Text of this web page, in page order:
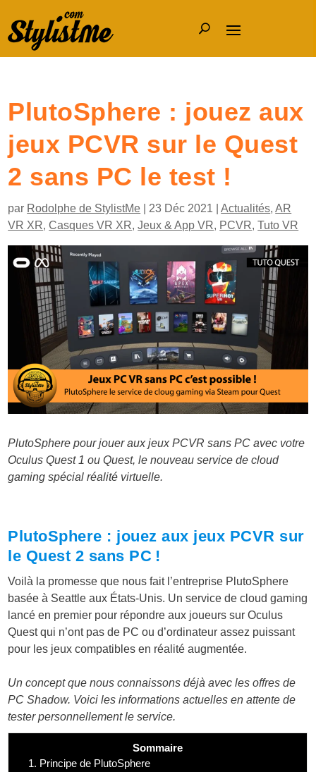
PlutoSphere : jouez aux
jeux PCVR sur le Quest
2 sans PC le test !
par Rodolphe de StylistMe 23 Déc 2021 |Actualités,AR
VR XR,Casques VR XR,Jeux & App VR, PCVR,Tuto VR
PlutoSphere pour jouer aux jeux PCVR sans PC avec votre
Oculus Quest 1 ou Quest, le nouveau service de cloud
gaming spécial réalité virtuelle.
PlutoSphere : jouez aux jeux PCVR sur
le Quest 2 sans PC !
Voilà la promesse que nous fait l’entreprise PlutoSphere
basée à Seattle aux États-Unis. Un service de cloud gaming
lancé en premier pour répondre aux joueurs sur Oculus
Quest qui n’ont pas de PC ou d’ordinateur assez puissant
pour les jeux compatibles en réalité augmentée.
Un concept que nous connaissons déjà avec les offres de
PC Shadow. Voici les informations actuelles en attente de
tester personnellement le service.
Sommaire
1. Principe de PlutoSphere